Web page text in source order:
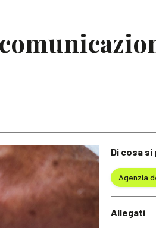
Di cosa
Agenzia
Allegati